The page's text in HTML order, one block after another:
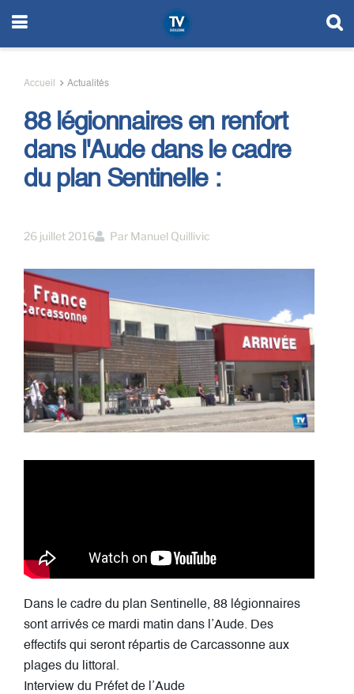
Accueil Actualités
88 légionnaires en renfort
dans l'Aude dans le cadre
du plan Sentinelle :
26 juillet 2016 Par Manuel Quillivic
Dans le cadre du plan Sentinelle, 88 légionnaires
sont arrivés ce mardi matin dans l’Aude. Des
effectifs qui seront répartis de Carcassonne aux
plages du littoral.
Interview du Préfet de l’Aude